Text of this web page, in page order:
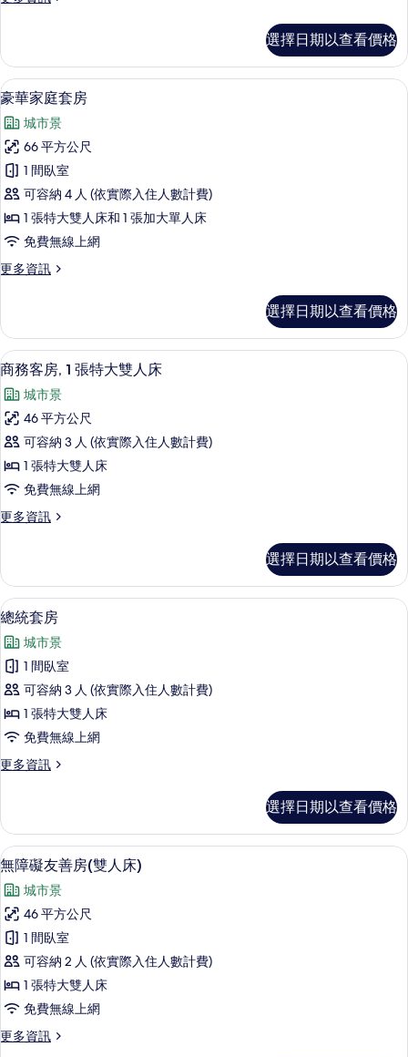
所
相
片
客
房
的
情
選擇日期以查看價格
顯
示
豪
華
家
庭
套
房
的
有
相
片
豪華家庭套房 | 高級寢具、羽絨被、
3
豪華家庭套房
城市景
66 平方公尺
1 間臥室
可容納 4 人 (依實際入住人數計費)
1 張特大雙人床和 1 張加大單人床
免費無線上網
更多資訊
更
家
庭
套
的
詳
選擇日期以查看價格
顯
示
商
務
客
房,
張
大
雙
人
床
的
所
有
相
片
商務客房, 1 張特大雙人床 | 高級寢具
3
商務客房, 1 張特大雙人床
城市景
46 平方公尺
可容納 3 人 (依實際入住人數計費)
1 張特大雙人床
免費無線上網
更多資訊
更
客
房,
1
特
大
人
床
的
詳
情
選擇日期以查看價格
顯
示
總
統
套
房
的
所
相
片
總統套房 | 高級寢具、羽絨被、迷你
3
總統套房
城市景
1 間臥室
可容納 3 人 (依實際入住人數計費)
1 張特大雙人床
免費無線上網
更多資訊
更
套
房
的
詳
情
選擇日期以查看價格
顯
示
無
障
礙
友
善
房
(雙
無障礙友善房(雙人床) | 高級寢具、羽
3
無障礙友善房(雙人床)
城市景
46 平方公尺
1 間臥室
可容納 2 人 (依實際入住人數計費)
1 張特大雙人床
免費無線上網
更多資訊
更